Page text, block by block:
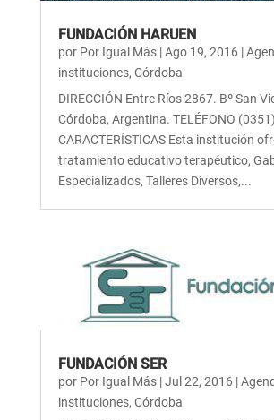
FUNDACIÓN HARUEN
por Por Igual Más|Ago 19, 2016 |
instituciones, Córdoba
DIRECCIÓN Entre Ríos 2867. Bº San
Córdoba, Argentina. TELÉFONO
CARACTERÍSTICAS Esta institución
tratamiento educativo terapéutico,
Especializados, Talleres Diversos,...
FUNDACIÓN SER
por Por Igual Más|Jul 22, 2016 |
instituciones, Córdoba